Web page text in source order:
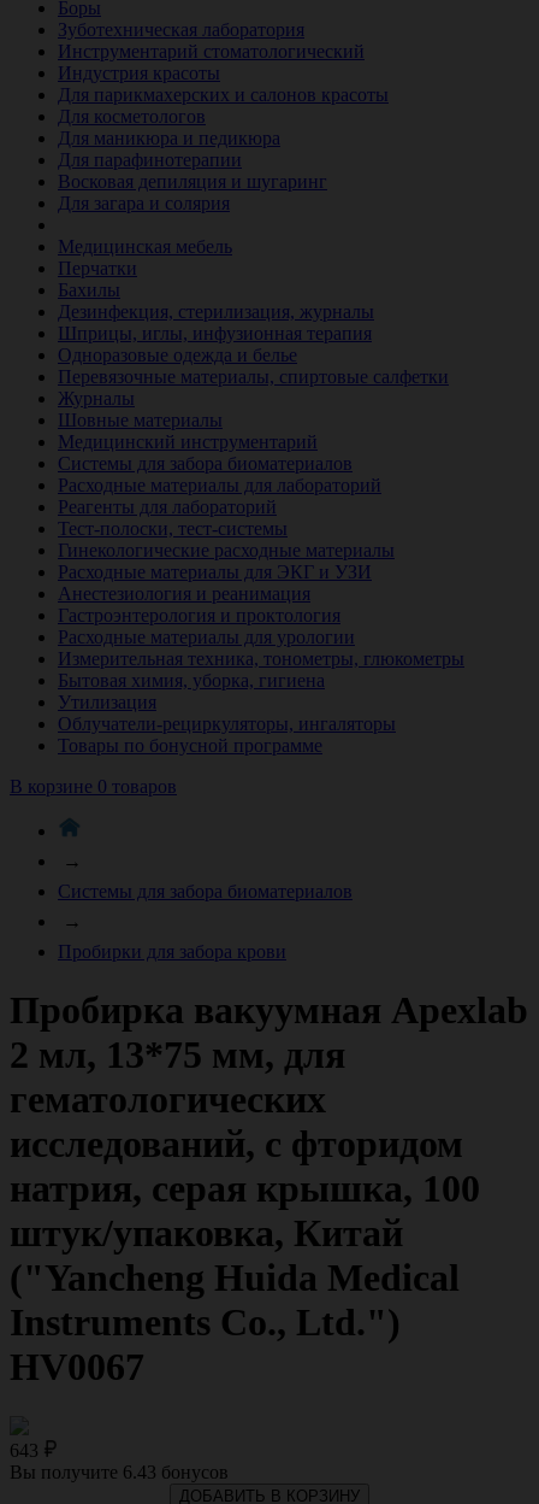
Боры
Зуботехническая лаборатория
Инструментарий стоматологический
Индустрия красоты
Для парикмахерских и салонов красоты
Для косметологов
Для маникюра и педикюра
Для парафинотерапии
Восковая депиляция и шугаринг
Для загара и солярия
Медицинская мебель
Перчатки
Бахилы
Дезинфекция, стерилизация, журналы
Шприцы, иглы, инфузионная терапия
Одноразовые одежда и белье
Перевязочные материалы, спиртовые салфетки
Журналы
Шовные материалы
Медицинский инструментарий
Системы для забора биоматериалов
Расходные материалы для лабораторий
Реагенты для лабораторий
Тест-полоски, тест-системы
Гинекологические расходные материалы
Расходные материалы для ЭКГ и УЗИ
Анестезиология и реанимация
Гастроэнтерология и проктология
Расходные материалы для урологии
Измерительная техника, тонометры, глюкометры
Бытовая химия, уборка, гигиена
Утилизация
Облучатели-рециркуляторы, ингаляторы
Товары по бонусной программе
В корзине 0 товаров
→
Системы для забора биоматериалов
→
Пробирки для забора крови
Пробирка вакуумная Apexlab
2 мл, 13*75 мм, для
гематологических
исследований, с фторидом
натрия, серая крышка, 100
штук/упаковка, Китай
("Yancheng Huida Medical
Instruments Co., Ltd.")
HV0067
643
Вы получите 6.43 бонусов
ДОБАВИТЬ В КОРЗИНУ